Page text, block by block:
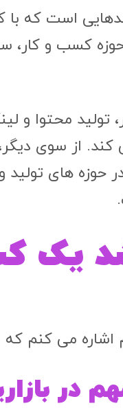
است که
کسب و کار،
تولید محتوا و
از سوی
های تولید
یک
می کنم که
در